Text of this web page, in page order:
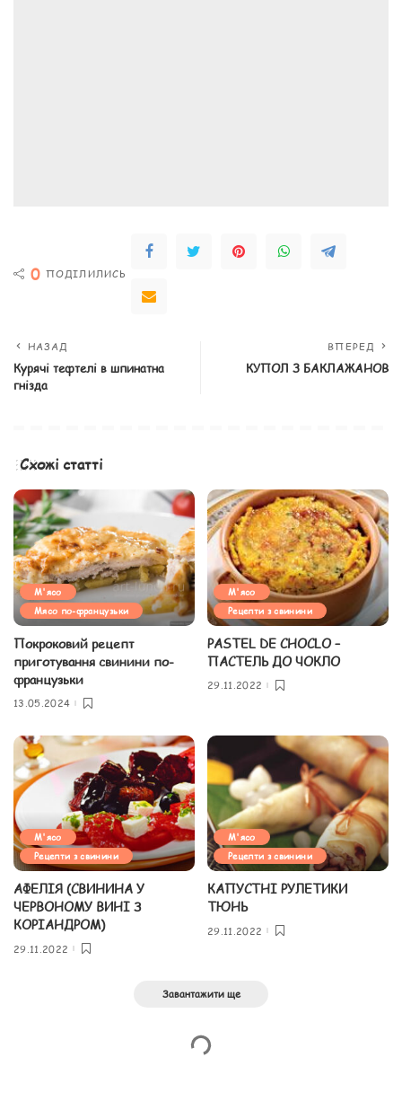
0 ПОДІЛИЛИСЬ
НАЗАД
Курячі тефтелі в шпинатна
гнізда
ВПЕРЕД
КУПОЛ З БАКЛАЖАНОВ
Схожі статті
М'ясо
Мясо по-французьки
Покроковий рецепт
приготування свинини по-
французьки
13.05.2024
М'ясо
Рецепти з свинини
PASTEL DE CHOCLO –
ПАСТЕЛЬ ДО ЧОКЛО
29.11.2022
М'ясо
Рецепти з свинини
АФЕЛІЯ (СВИНИНА У
ЧЕРВОНОМУ ВИНІ З
КОРІАНДРОМ)
29.11.2022
М'ясо
Рецепти з свинини
КАПУСТНІ РУЛЕТИКИ
ТЮНЬ
29.11.2022
Завантажити ще